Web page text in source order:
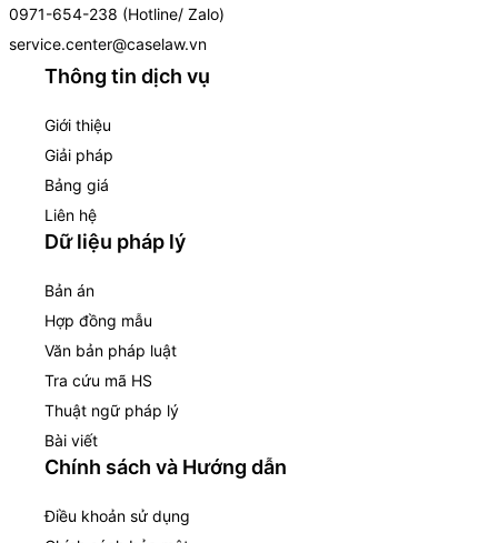
0971-654-238 (Hotline/ Zalo)
service.center@caselaw.vn
Thông tin dịch vụ
Giới thiệu
Giải pháp
Bảng giá
Liên hệ
Dữ liệu pháp lý
Bản án
Hợp đồng mẫu
Văn bản pháp luật
Tra cứu mã HS
Thuật ngữ pháp lý
Bài viết
Chính sách và Hướng dẫn
Điều khoản sử dụng